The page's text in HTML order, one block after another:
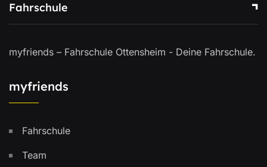
Fahrschule
myfriends – Fahrschule Ottensheim - Deine Fahrschule.
myfriends
Fahrschule
Team